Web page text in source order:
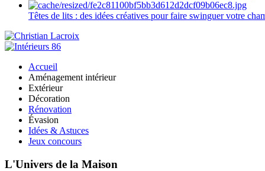
Têtes de lits : des idées créatives pour faire swinguer votre
Accueil
Aménagement intérieur
Extérieur
Décoration
Rénovation
Évasion
Idées & Astuces
Jeux concours
L'Univers de la Maison